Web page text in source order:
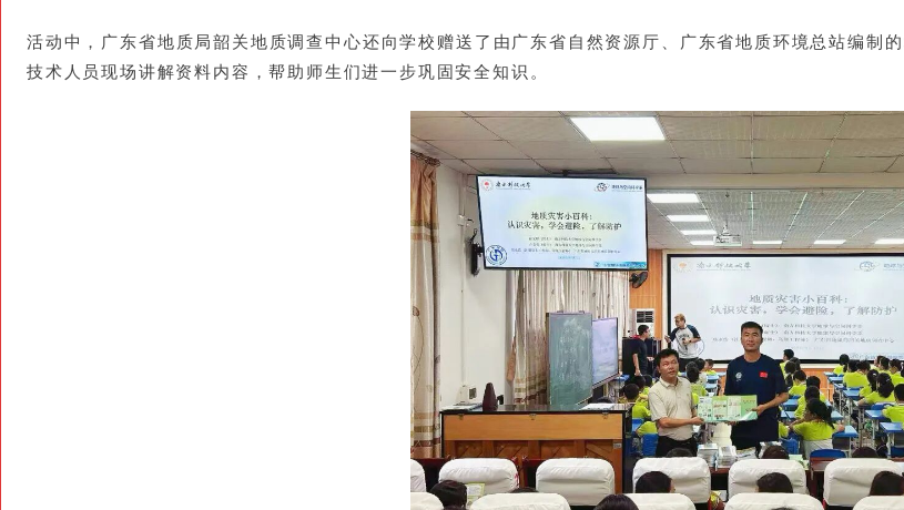
活动中，广东省地质局韶关地质调查中心还向学校赠送了由广东省自然资源厅、广东省地质环境总站编制
技术人员现场讲解资料内容，帮助师生们进一步巩固安全知识。